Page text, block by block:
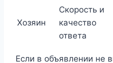
Хозяин
Скорость и
качество
ответа
Если в объявлении не